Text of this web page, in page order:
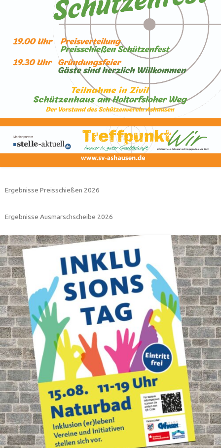
Ergebnisse Preisschießen 2026
Ergebnisse Ausmarschscheibe 2026